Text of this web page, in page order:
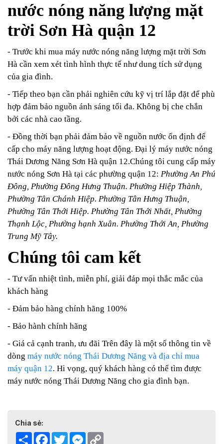
nước nóng năng lượng mặt
trời Sơn Hà quận 12
- Trước khi mua máy nước nóng năng lượng mặt trời Sơn
Hà cần xem xét tình hình thực tế như dung tích sử dụng
của gia đình.
- Tiếp theo bạn cần phải nghiên cứu kỹ vị trí lắp đặt để phù
hợp đảm bảo nguồn ánh sáng tối đa. Không bị che chắn
bởi các nhà cao tầng.
- Đồng thời bạn phải đảm bảo về nguồn nước ổn định để
cấp cho máy năng lượng hoạt động. Đại lý máy nước nóng
Thái Dương Năng Sơn Hà quận 12.Chúng tôi cung cấp máy
nước nóng Sơn Hà tại các phường quận 12: Phường An Phú
Đông, Phường Đông Hưng Thuận. Phường Hiệp Thành,
Phường Tân Chánh Hiệp. Phường Tân Hưng Thuận,
Phường Tân Thới Hiệp. Phường Tân Thới Nhất, Phường
Thạnh Lộc, Phường hạnh Xuân. Phường Thới An, Phường
Trung Mỹ Tây.
Chúng tôi cam kết
- Tư vấn nhiệt tình, miễn phí, giải đáp mọi thắc mắc của
khách hàng
- Đảm bảo hàng chính hãng 100%
- Bảo hành chính hãng
- Giá cả cạnh tranh, ưu đãi Trên đây là một số thông tin về
dòng máy nước nóng Thái Dương Năng và địa chỉ mua
máy quận 12. Hi vọng, quý khách hàng có thể tìm được
máy nước nóng Thái Dương Năng cho gia đình bạn.
Chia sẻ:
Share Facebook
TwitterMessenger